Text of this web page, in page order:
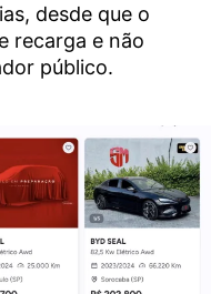
desde que o
recarga e não
público.